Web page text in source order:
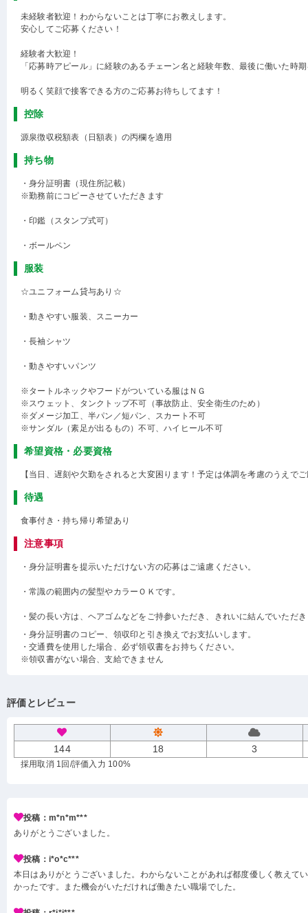
未経験者歓迎！わからないことは丁寧にお教えします。
安心してご応募ください！
経験者大歓迎！
「応募時アピール」に経験のあるチェーン名と経験年数、最後に働いた時
明るく笑顔で接客できる方のご応募お待ちしてます！
控除
源泉徴収税額表（日額表）の丙欄を適用
持ち物
・身分証明書（現住所記載）
※勤務前にコピーさせていただきます
・印鑑（スタンプ式可）
・ボールペン
服装
☆ユニフォーム貸与あり☆
・動きやすい服装、スニーカー
・長袖シャツ
・動きやすいパンツ
※タートルネックやフードがついている服はＮＧ
※スウェット、タンクトップ不可（事故防止、安全衛生のため）
※ダメージ加工、半パン／短パン、スカート不可
※サンダル（素足が出るもの）不可、ハイヒール不可
希望資格・必要資格
【当日、遅刻や欠勤をされると大変困ります！予定は体調を考慮のうえで
待遇
食事付き・持ち帰り希望あり
注意事項
・身分証明書を提示いただけない方の応募はご遠慮ください。
・常識の範囲内の髪型やカラーＯＫです。
・髪の長い方は、ヘアゴムなどをご持参いただき、きれいに結んでいただ
・身分証明書のコピー、領収印と引き換えでお支払いします。
・交通費を使用した場合、必ず領収書をお持ちください。
※領収書がない場合、支給できません
評価とレビュー
144 18 3
採用取消 1回 /評価入力 100%
投稿：m*n*m***
ありがとうございました。
投稿：i*o*c***
本日はありがとうございました。わからないことがあれば都度優しく教えて
かったです。また機会がいただければ働きたい職場でした。